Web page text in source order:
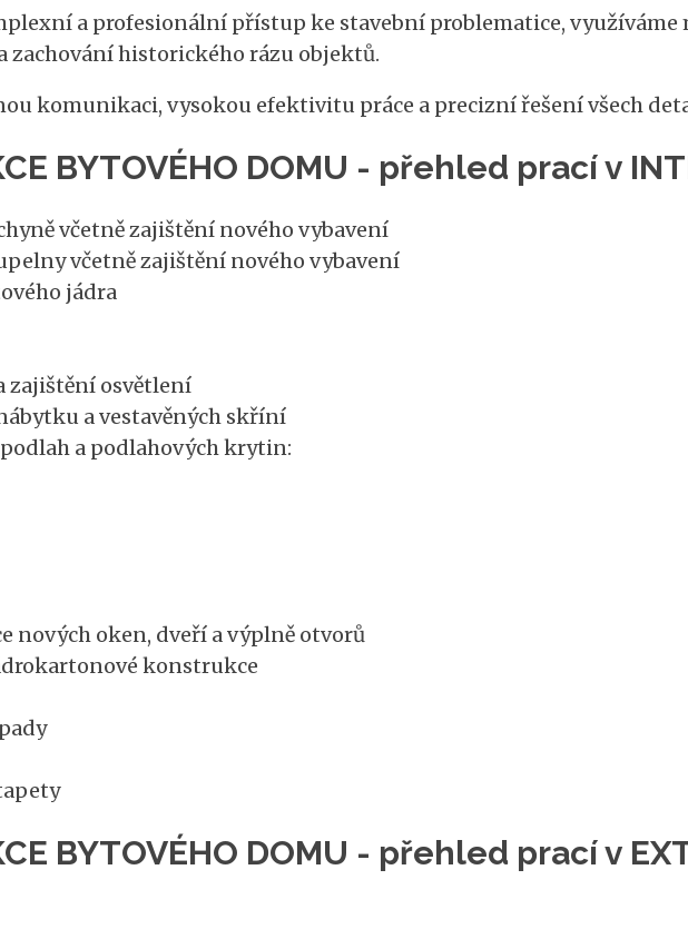
a profesionální přístup ke stavební problematice,
zachování historického rázu objektů.
komunikaci, vysokou efektivitu práce a precizní řešení všech
BYTOVÉHO DOMU - přehled prací v
včetně zajištění nového vybavení
včetně zajištění nového vybavení
jádra
zajištění osvětlení
a vestavěných skříní
a podlahových krytin:
nových oken, dveří a výplně otvorů
konstrukce
BYTOVÉHO DOMU - přehled prací v